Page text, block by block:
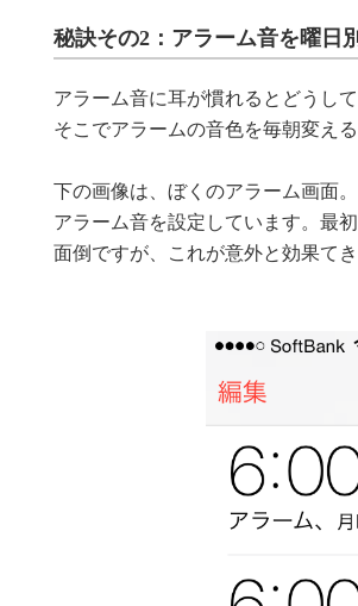
秘訣その2：アラーム音を曜日
アラーム音に耳が慣れるとどうし
そこでアラームの音色を毎朝変え
下の画像は、ぼくのアラーム画面
アラーム音を設定しています。最
面倒ですが、
これが意外と効果て